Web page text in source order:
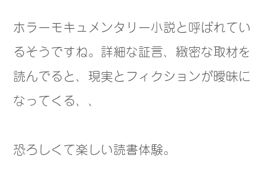
ホラーモキュメンタリー小説と呼ばれてい
るそうですね。詳細な証言、緻密な取材を
読んでると、現実とフィクションが曖昧に
なってくる、、
恐ろしくて楽しい読書体験。